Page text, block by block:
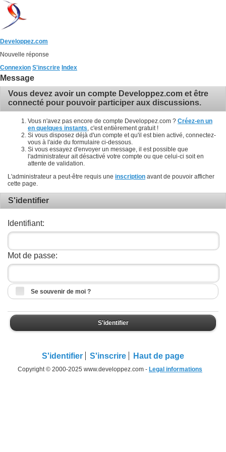
Developpez.com
Nouvelle réponse
Connexion S'inscrire Index
Message
Vous devez avoir un compte Developpez.com et être
connecté pour pouvoir participer aux discussions.
Vous n'avez pas encore de compte Developpez.com ? Créez-en un
en quelques instants , c'est entièrement gratuit !
Si vous disposez déjà d'un compte et qu'il est bien activé, connectez-
vous à l'aide du formulaire ci-dessous.
Si vous essayez d'envoyer un message, il est possible que
l'administrateur ait désactivé votre compte ou que celui-ci soit en
attente de validation.
L'administrateur a peut-être requis une inscription avant de pouvoir afficher
cette page.
S'identifier
Identifiant:
Mot de passe:
Se souvenir de moi ?
S'identifier
S'identifier S'inscrire Haut de page
Copyright © 2000-2025 www.developpez.com - Legal informations